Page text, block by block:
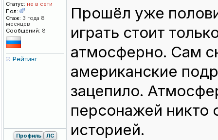
Статус: не в сети
Пол:
Стаж: 3 года 8
месяцев
Сообщений: 8
Рейтинг
Прошёл уже
играть стоит
атмосферно. Сам
американские
зацепило.
персонажей никто
историей.
Профиль ЛС